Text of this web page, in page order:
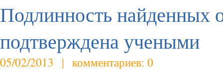
Подлинность найденных
подтверждена учеными
05/02/2013 | комментариев: 0